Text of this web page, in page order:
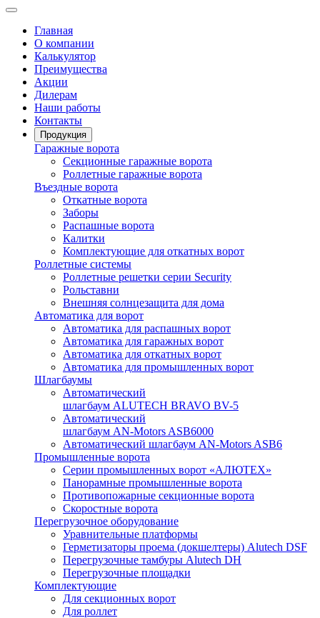
Главная
О компании
Калькулятор
Преимущества
Акции
Дилерам
Наши работы
Контакты
Продукция
Гаражные ворота
Секционные гаражные ворота
Роллетные гаражные ворота
Въездные ворота
Откатные ворота
Заборы
Распашные ворота
Калитки
Комплектующие для откатных ворот
Роллетные системы
Роллетные решетки серии Security
Рольставни
Внешняя солнцезащита для дома
Автоматика для ворот
Автоматика для распашных ворот
Автоматика для гаражных ворот
Автоматика для откатных ворот
Автоматика для промышленных ворот
Шлагбаумы
Автоматический
шлагбаум ALUTECH BRAVO BV-5
Автоматический
шлагбаум AN-Motors ASB6000
Автоматический шлагбаум AN-Motors ASB6
Промышленные ворота
Серии промышленных ворот «АЛЮТЕХ»
Панорамные промышленные ворота
Противопожарные секционные ворота
Скоростные ворота
Перегрузочное оборудование
Уравнительные платформы
Герметизаторы проема (докшелтеры) Alutech DSF
Перегрузочные тамбуры Alutech DH
Перегрузочные площадки
Комплектующие
Для секционных ворот
Для роллет